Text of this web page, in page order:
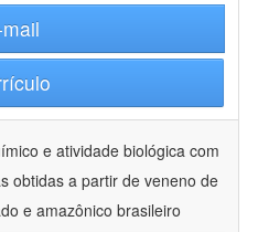
e atividade biológica com
obtidas a partir de veneno de
e amazônico brasileiro